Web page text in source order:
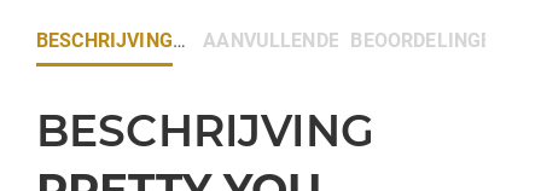
BESCHRIJVING AANVULLENDE INFORMATIE
BEOORDELINGEN (0)
BESCHRIJVING